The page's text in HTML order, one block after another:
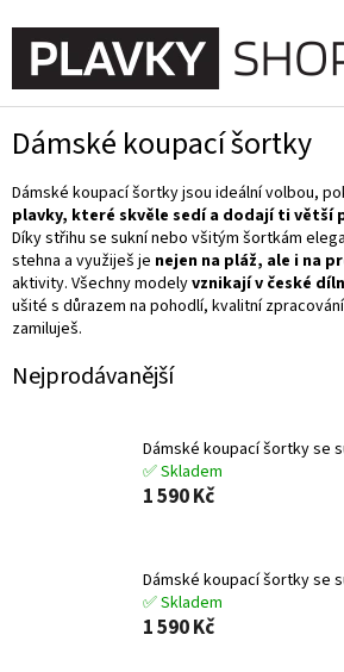
na
obsah
Dámské koupací šortky
Dámské koupací šortky jsou ideální volbou,
plavky, které skvěle sedí a dodají ti
Díky střihu se sukní nebo všitým šortkám
stehna a využiješ je nejen na pláž, ale i na
aktivity. Všechny modelyvznikají v české
ušité s důrazem na pohodlí, kvalitní
zamiluješ.
Nejprodávanější
Dámské koupací šortky se
✅ Skladem
1 590 Kč
Dámské koupací šortky se
✅ Skladem
1 590 Kč